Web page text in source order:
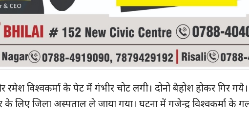
SUBSCRIBE NOW
हमारे बारे में
रमेश विश्वकर्मा के पेट में गंभीर चोट लगी। दोनो बेहोश होकर गिर
के लिए जिला अस्पताल ले जाया गया। घटना में गजेन्द्र विश्वकर्मा के